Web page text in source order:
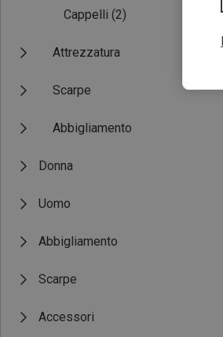
Cappelli (2)
Attrezzatura
Scarpe
Abbigliamento
Donna
Uomo
Abbigliamento
Scarpe
Accessori